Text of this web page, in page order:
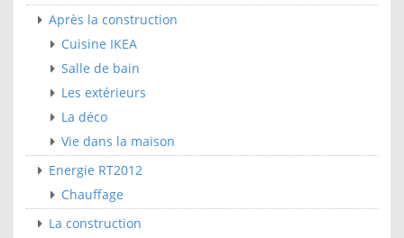
Après la construction
Cuisine IKEA
Salle de bain
Les extérieurs
La déco
Vie dans la maison
Energie RT2012
Chauffage
La construction